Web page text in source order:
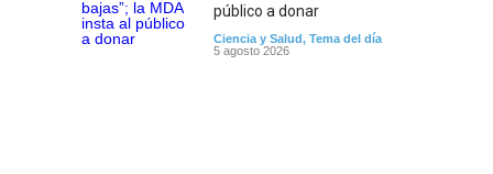
público a donar
Ciencia y Salud, Tema del día
5 agosto 2026